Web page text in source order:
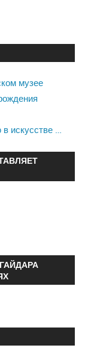
музее
искусстве …